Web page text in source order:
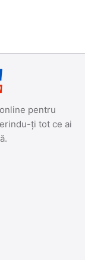
pentru
ți tot ce ai